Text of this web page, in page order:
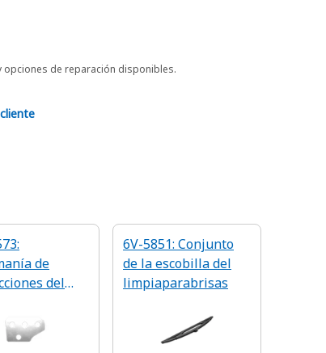
opciones de reparación disponibles.
de
del
6V-5851: Conjunto
de la escobilla del
limpiaparabrisas